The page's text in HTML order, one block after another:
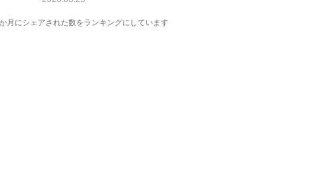
月にシェアされた数をランキングにしています